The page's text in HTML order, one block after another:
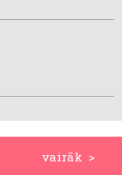
vairāk >